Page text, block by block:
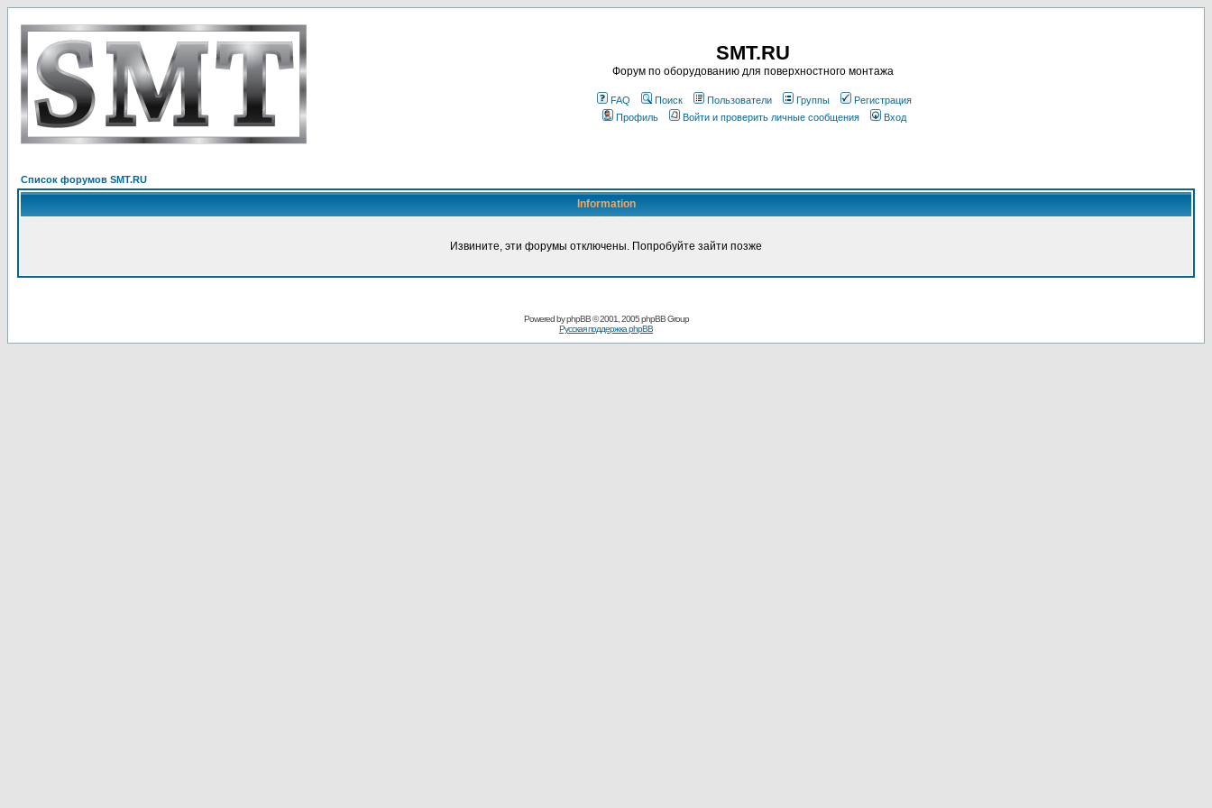
SMT.RU
Форум по оборудованию для поверхностного монтажа
FAQ Поиск Пользователи Группы
Регистрация
Профиль
Войти и проверить личные сообщения Вход
Список форумов SMT.RU
Information
Извините, эти форумы отключены. Попробуйте зайти позже
Powered byphpBB© 2001, 2005 phpBB Group
Русская поддержка phpBB